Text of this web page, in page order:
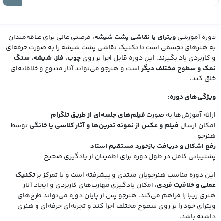
دوره آموزشیویترای یا نقاشی پشت شیشه، فرصتی عالی برای علاقه‌مندان
به هنرهای تجسمی است تا تکنیک نقاشی پشت شیشه را به صورت حرفه‌ای
و کاربردی یاد بگیرند. این دوره قابل اجرا بر رویچوب، فلز، شیشه، سنگ
نمک و سطوح مختلف دیگراست و هنرجو می‌تواند آثار متنوع و خلاقانه‌ای
خلق کند.
ویژگی‌های دوره:
ارائه آموزش‌ها به صورت فیلم‌های جلسه‌ای از طریق تلگرام
امکان ارسال فیلم و عکس از نمونه تمرین‌ها و آثار کلاسی یا خانگیتوسط
هنرجو
رفع اشکال و دریافت بازخورد مستقیم استاد
پشتیبانی کامل در طول دوره برای اطمینان از یادگیری صحیح
این دوره مناسب هنرجویان مبتدی و پیشرفته است و با تمرکز برتکنیک
عملی و خلاقیت فردی، امکان یادگیری مهارت‌های کاربردی و ایجاد آثار
هنری زیبا را فراهم می‌کند. هنرجو پس از پایان دوره می‌تواند طرح‌های
ویترای خود را بر روی سطوح مختلف اجرا کند و تجربه‌ای حرفه‌ای و هنری
داشته باشد.